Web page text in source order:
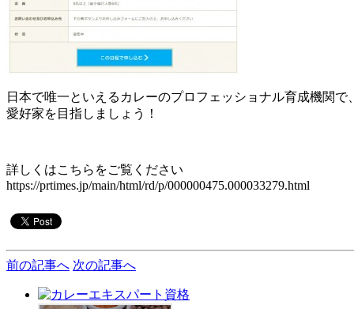
日本で唯一といえるカレーのプロフェッショナル育成機関
愛好家を目指しましょう！
詳しくはこちらをご覧ください
https://prtimes.jp/main/html/rd/p/000000475.000033279.html
前の記事へ 次の記事へ